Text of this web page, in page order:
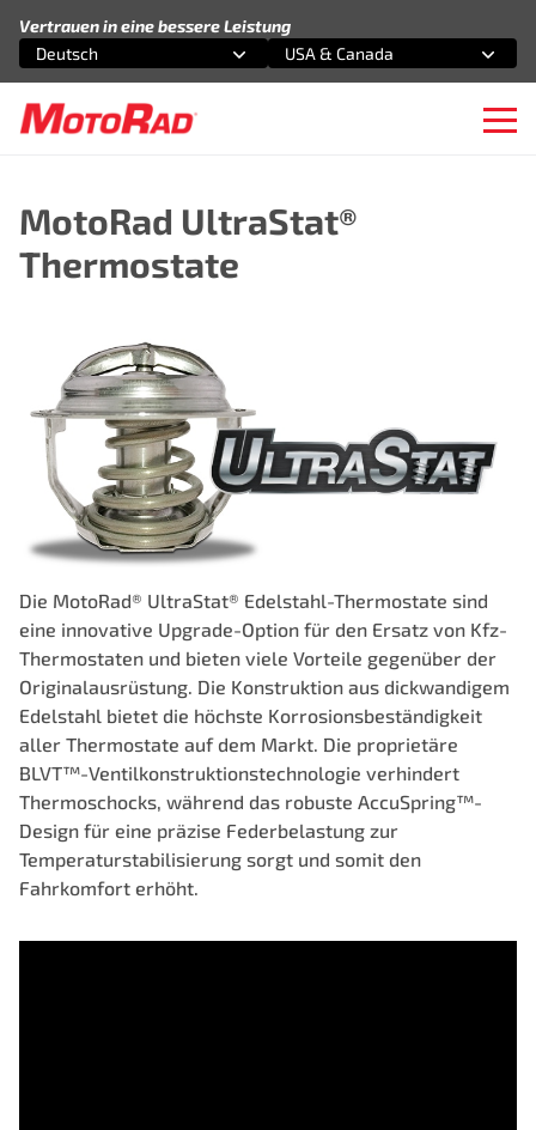
Vertrauen in eine bessere Leistung
Wählen Sie eine Option
Deutsch
Wählen Sie eine Option
USA & Canada
MotoRad UltraStat®
Thermostate
Die MotoRad® UltraStat® Edelstahl-Thermostate sind
eine innovative Upgrade-Option für den Ersatz von Kfz-
Thermostaten und bieten viele Vorteile gegenüber der
Originalausrüstung. Die Konstruktion aus dickwandigem
Edelstahl bietet die höchste Korrosionsbeständigkeit
aller Thermostate auf dem Markt. Die proprietäre
BLVT™-Ventilkonstruktionstechnologie verhindert
Thermoschocks, während das robuste AccuSpring™-
Design für eine präzise Federbelastung zur
Temperaturstabilisierung sorgt und somit den
Fahrkomfort erhöht.